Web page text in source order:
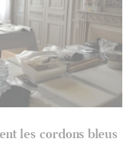
les cordons bleus